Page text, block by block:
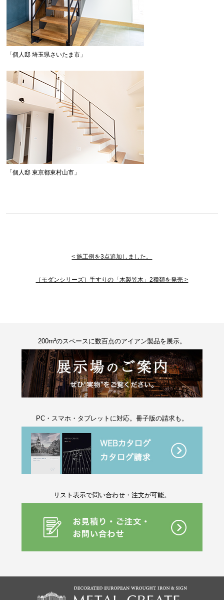
「個人邸 埼玉県さいたま市」
「個人邸 東京都東村山市」
< 施工例を3点追加しました。
［モダンシリーズ］手すりの「木製笠木」2種類を発売 >
200m²のスペースに数百点のアイアン製品を展示。
PC・スマホ・タブレットに対応。冊子版の請求も。
リスト表示で問い合わせ・注文が可能。